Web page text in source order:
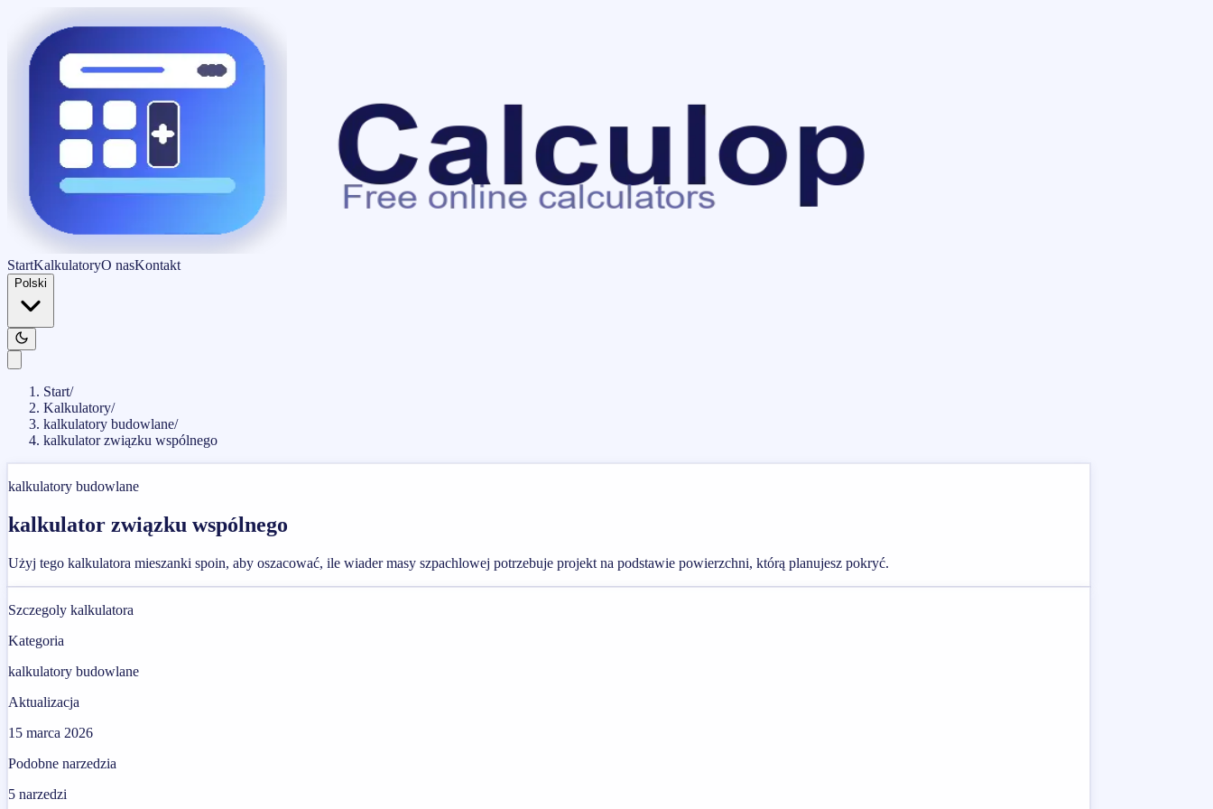
StartKalkulatoryO nasKontakt
Polski
Start/
Kalkulatory/
kalkulatory budowlane/
kalkulator związku wspólnego
kalkulatory budowlane
kalkulator związku wspólnego
Użyj tego kalkulatora mieszanki spoin, aby oszacować, ile wiader masy szpachlowej potrzebuje projekt na podstawie powierzchni, którą planujesz pokryć.
Szczegoly kalkulatora
Kategoria
kalkulatory budowlane
Aktualizacja
15 marca 2026
Podobne narzedzia
5 narzedzi